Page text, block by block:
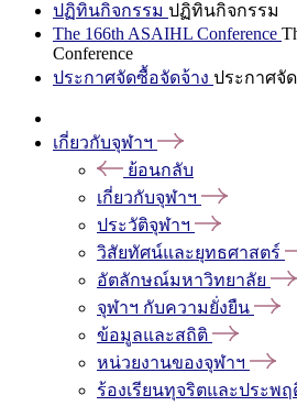
ปฏิทินกิจกรรม ปฏิทินกิจกรรม
The 166th ASAIHL Conference
Conference
ประกาศจัดซื้อจัดจ้าง ประกาศจั
เกี่ยวกับจุฬาฯ
ย้อนกลับ
เกี่ยวกับจุฬาฯ
ประวัติจุฬาฯ
วิสัยทัศน์และยุทธศาสตร์
อัตลักษณ์มหาวิทยาลัย
จุฬาฯ กับความยั่งยืน
ข้อมูลและสถิติ
หน่วยงานของจุฬาฯ
ร้องเรียนทุจริตและประพ